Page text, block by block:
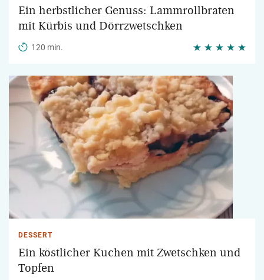
Ein herbstlicher Genuss: Lammrollbraten
mit Kürbis und Dörrzwetschken
120 min.
DESSERT
Ein köstlicher Kuchen mit Zwetschken und
Topfen